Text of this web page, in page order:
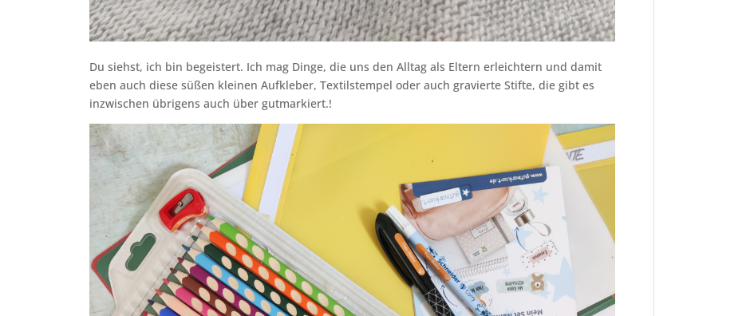
Du siehst, ich bin begeistert. Ich mag Dinge, die uns den Alltag als Eltern erleichtern und damit
eben auch diese süßen kleinen Aufkleber, Textilstempel oder auch gravierte Stifte, die gibt es
inzwischen übrigens auch über gutmarkiert.!